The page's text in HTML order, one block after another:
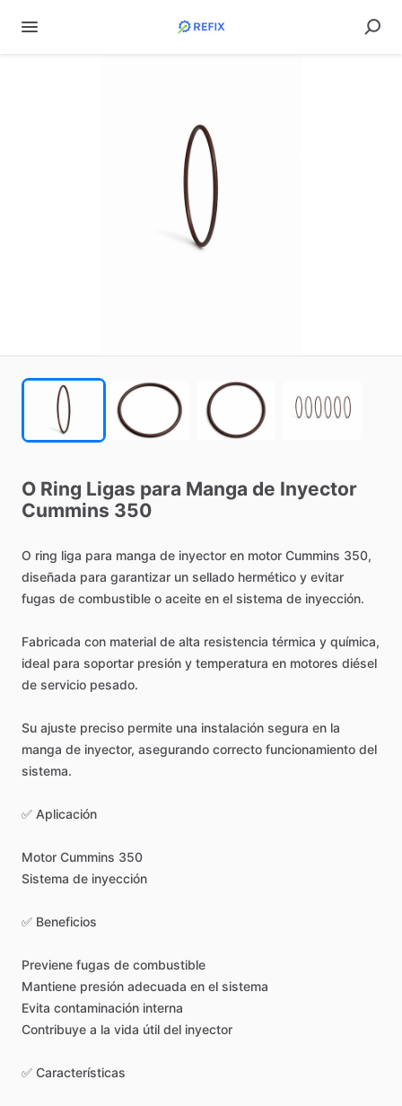
O Ring Ligas para Manga de Inyector
Cummins 350
O ring liga para manga de inyector en motor Cummins 350,
diseñada para garantizar un sellado hermético y evitar
fugas de combustible o aceite en el sistema de inyección.
Fabricada con material de alta resistencia térmica y química,
ideal para soportar presión y temperatura en motores diésel
de servicio pesado.
Su ajuste preciso permite una instalación segura en la
manga de inyector, asegurando correcto funcionamiento del
sistema.
✅ Aplicación
Motor Cummins 350
Sistema de inyección
✅ Beneficios
Previene fugas de combustible
Mantiene presión adecuada en el sistema
Evita contaminación interna
Contribuye a la vida útil del inyector
✅ Características